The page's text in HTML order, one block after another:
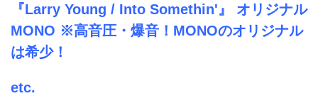
『Larry Young / Into Somethin'』 オリジナル
MONO ※高音圧・爆音！MONOのオリジナル
は希少！
etc.